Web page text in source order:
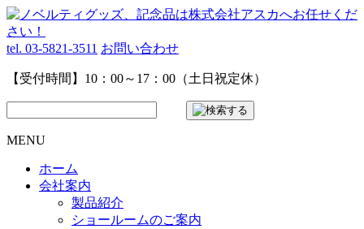
tel. 03-5821-3511 お問い合わせ
【受付時間】10：00～17：00（土日祝定休）
MENU
ホーム
会社案内
製品紹介
ショールームのご案内